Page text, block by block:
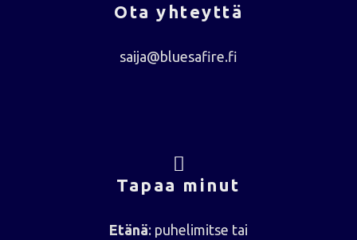
Ota yhteyttä
saija@bluesafire.fi
Tapaa minut
Etänä: puhelimitse tai